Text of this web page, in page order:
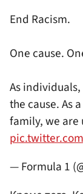
End Racism.
One cause.
As
the cause. As
family, we
— Formula 1